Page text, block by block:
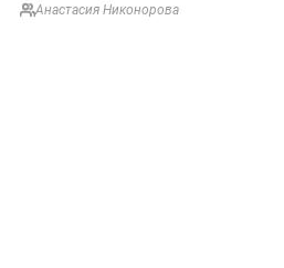
Анастасия Никонорова